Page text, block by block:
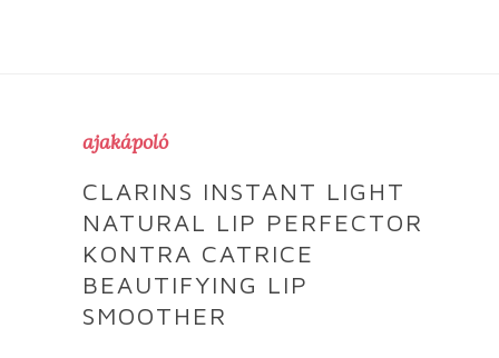
ajakápoló
CLARINS INSTANT LIGHT
NATURAL LIP PERFECTOR
KONTRA CATRICE
BEAUTIFYING LIP
SMOOTHER